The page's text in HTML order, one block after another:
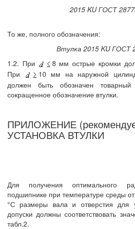
2015 KU ГОСТ
То же, полного обозначения:
Втулка 2015 KU ГОСТ
1.2. При
8 мм острые кромки
При
10 мм на наружной
должен быть обозначен товарный
сокращенное обозначение втулки.
ПРИЛОЖЕНИЕ
УСТАНОВКА ВТУЛКИ
Для получения оптимального
подшипнике при температуре среды
°С размеры вала и отверстия для
допуски должны соответствовать
табл.2.